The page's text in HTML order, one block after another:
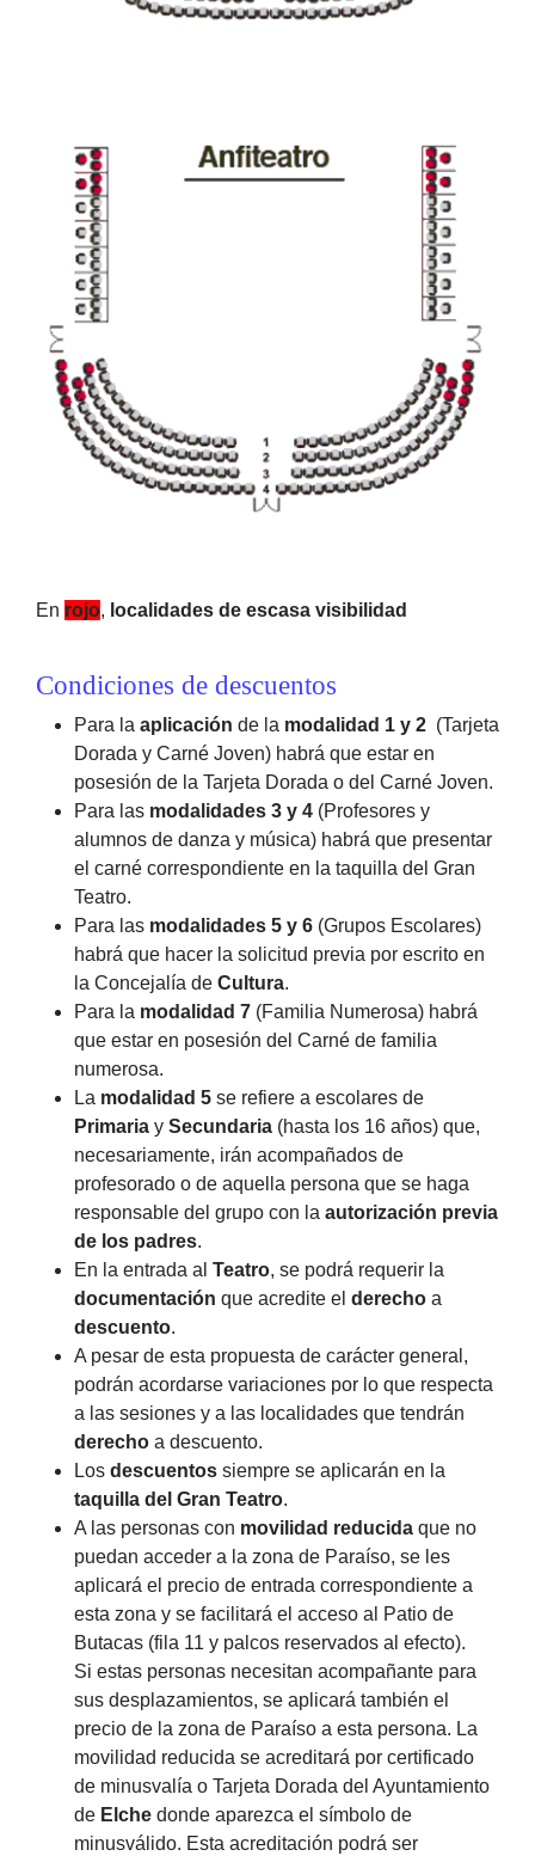
En rojo, localidades de escasa visibilidad
Condiciones de descuentos
Para la aplicación de la modalidad 1 y 2 (Tarjeta
Dorada y Carné Joven) habrá que estar en
posesión de la Tarjeta Dorada o del Carné Joven.
Para las modalidades 3 y 4 (Profesores y
alumnos de danza y música) habrá que presentar
el carné correspondiente en la taquilla del Gran
Teatro.
Para las modalidades 5 y 6 (Grupos Escolares)
habrá que hacer la solicitud previa por escrito en
la Concejalía de Cultura.
Para la modalidad 7 (Familia Numerosa) habrá
que estar en posesión del Carné de familia
numerosa.
La modalidad 5 se refiere a escolares de
Primaria y Secundaria (hasta los 16 años) que,
necesariamente, irán acompañados de
profesorado o de aquella persona que se haga
responsable del grupo con la autorización previa
de los padres.
En la entrada al Teatro, se podrá requerir la
documentación que acredite el derecho a
descuento.
A pesar de esta propuesta de carácter general,
podrán acordarse variaciones por lo que respecta
a las sesiones y a las localidades que tendrán
derecho a descuento.
Los descuentos siempre se aplicarán en la
taquilla del Gran Teatro.
A las personas con movilidad reducida que no
puedan acceder a la zona de Paraíso, se les
aplicará el precio de entrada correspondiente a
esta zona y se facilitará el acceso al Patio de
Butacas (fila 11 y palcos reservados al efecto).
Si estas personas necesitan acompañante para
sus desplazamientos, se aplicará también el
precio de la zona de Paraíso a esta persona. La
movilidad reducida se acreditará por certificado
de minusvalía o Tarjeta Dorada del Ayuntamiento
de Elche donde aparezca el símbolo de
minusválido. Esta acreditación podrá ser